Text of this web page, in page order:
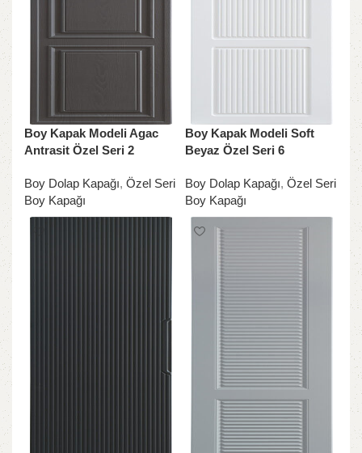
Boy Kapak Modeli Agac
Antrasit Özel Seri 2
Boy Dolap Kapağı, Özel Seri
Boy Kapağı
Boy Kapak Modeli Soft
Beyaz Özel Seri 6
Boy Dolap Kapağı, Özel Seri
Boy Kapağı